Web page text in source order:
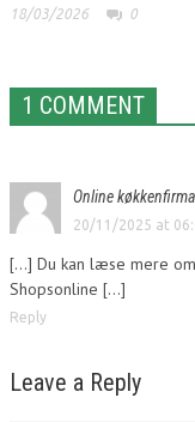
18/03/2026 0
1 COMMENT
Online
20/11/2025 at
[…] Du kan læse mere
Shopsonline […]
Reply
Leave a Reply